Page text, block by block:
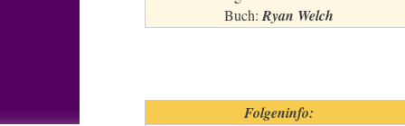
Buch: Ryan Welch
Folgeninfo: